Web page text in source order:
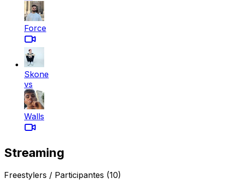
Force
Skone
vs
Walls
Streaming
Freestylers / Participantes (10)